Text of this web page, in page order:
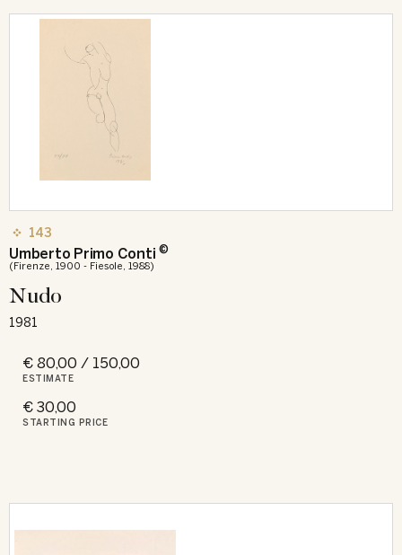
143
Umberto Primo Conti ©
(Firenze, 1900 - Fiesole, 1988)
Nudo
1981
€ 80,00 / 150,00
ESTIMATE
€ 30,00
STARTING PRICE